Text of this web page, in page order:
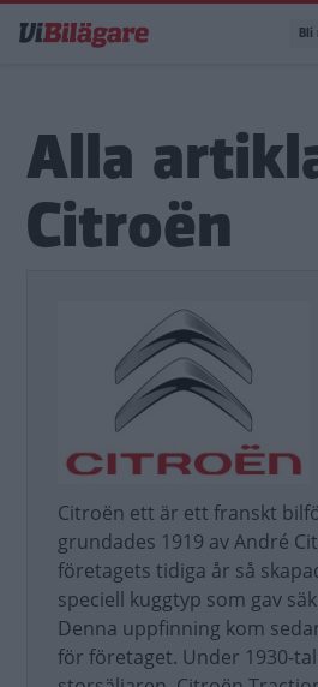
till
Bli
Alla
Citroën
Citroën ett är ett franskt
grundades 1919 av André
företagets tidiga år så
speciell kuggtyp som gav
Denna uppfinning kom
för företaget. Under 1930-